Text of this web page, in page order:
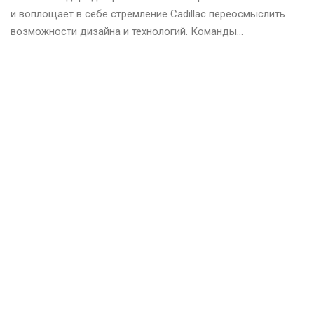
и воплощает в себе стремление Cadillac переосмыслить
возможности дизайна и технологий. Команды…